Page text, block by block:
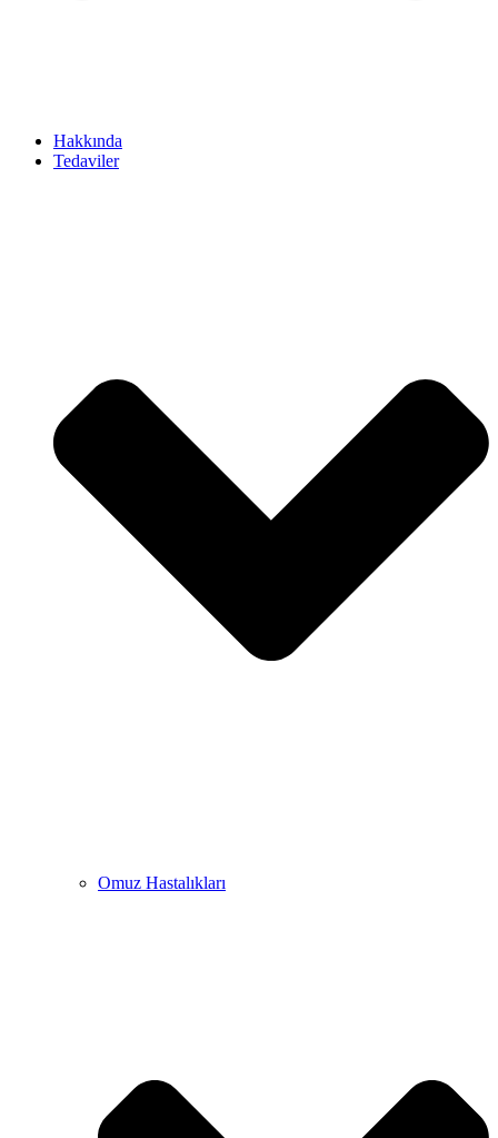
Hakkında
Tedaviler
Omuz Hastalıkları